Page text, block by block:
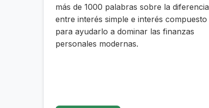
más de 1000 palabras sobre la diferencia
entre interés simple e interés compuesto
para ayudarlo a dominar las finanzas
personales modernas.